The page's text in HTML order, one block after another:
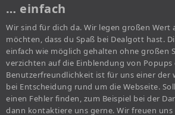
… einfach
Wir sind für dich da. Wir legen großen Wert
möchten, dass du Spaß bei Dealgott hast.
einfach wie möglich gehalten ohne großen
verzichten auf die Einblendung von Popups
Benutzerfreundlichkeit ist für uns einer der
bei Entscheidung rund um die Webseite.
einen Fehler finden, zum Beispiel bei der
dann kontaktiere uns gerne. Wir freuen uns